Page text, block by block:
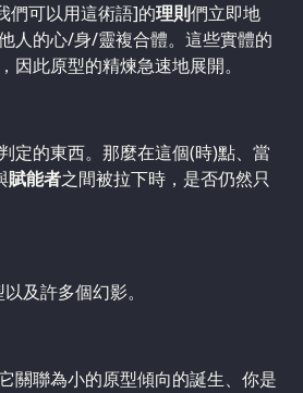
們可以用這術語]的理則們立即地
人的心/身/靈複合體。這些實體的
因此原型的精煉急速地展開。
定的東西。那麼在這個(時)點、當
賦能者之間被拉下時，是否仍然只
及許多個幻影。
關聯為小的原型傾向的誕生、你是